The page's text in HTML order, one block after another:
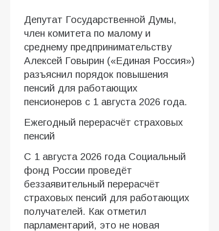
Депутат Государственной Думы,
член комитета по малому и
среднему предпринимательству
Алексей Говырин («Единая Россия»)
разъяснил порядок повышения
пенсий для работающих
пенсионеров с 1 августа 2026 года.
Ежегодный перерасчёт страховых
пенсий
С 1 августа 2026 года Социальный
фонд России проведёт
беззаявительный перерасчёт
страховых пенсий для работающих
получателей. Как отметил
парламентарий, это не новая